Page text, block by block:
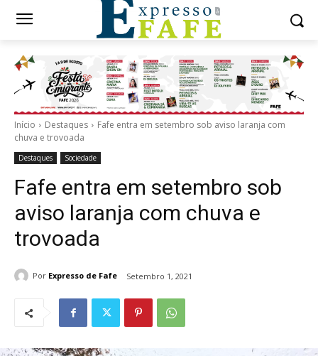
Início Destaques
Fafe entra em setembro sob aviso laranja com
chuva e trovoada
Destaques Sociedade
Fafe entra em setembro sob
aviso laranja com chuva e
trovoada
Por Expresso de Fafe Setembro 1, 2021